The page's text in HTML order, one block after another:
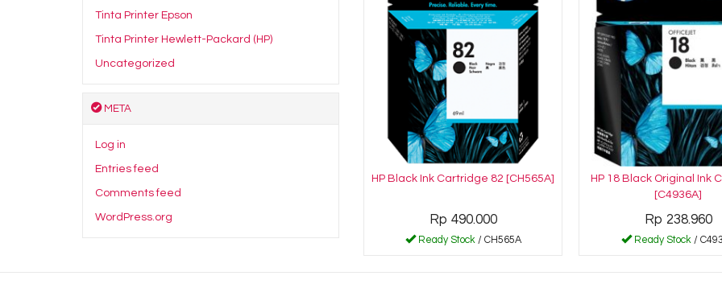
HP Black Ink Cartridge 82 [CH565A]
Rp 490.000
Ready Stock/ CH565A
HP 18 Black Original Ink
[C4936A]
Rp 238.960
Ready Stock/
Tinta Printer Epson
Tinta Printer Hewlett-Packard (HP)
Uncategorized
META
Log in
Entries feed
Comments feed
WordPress.org